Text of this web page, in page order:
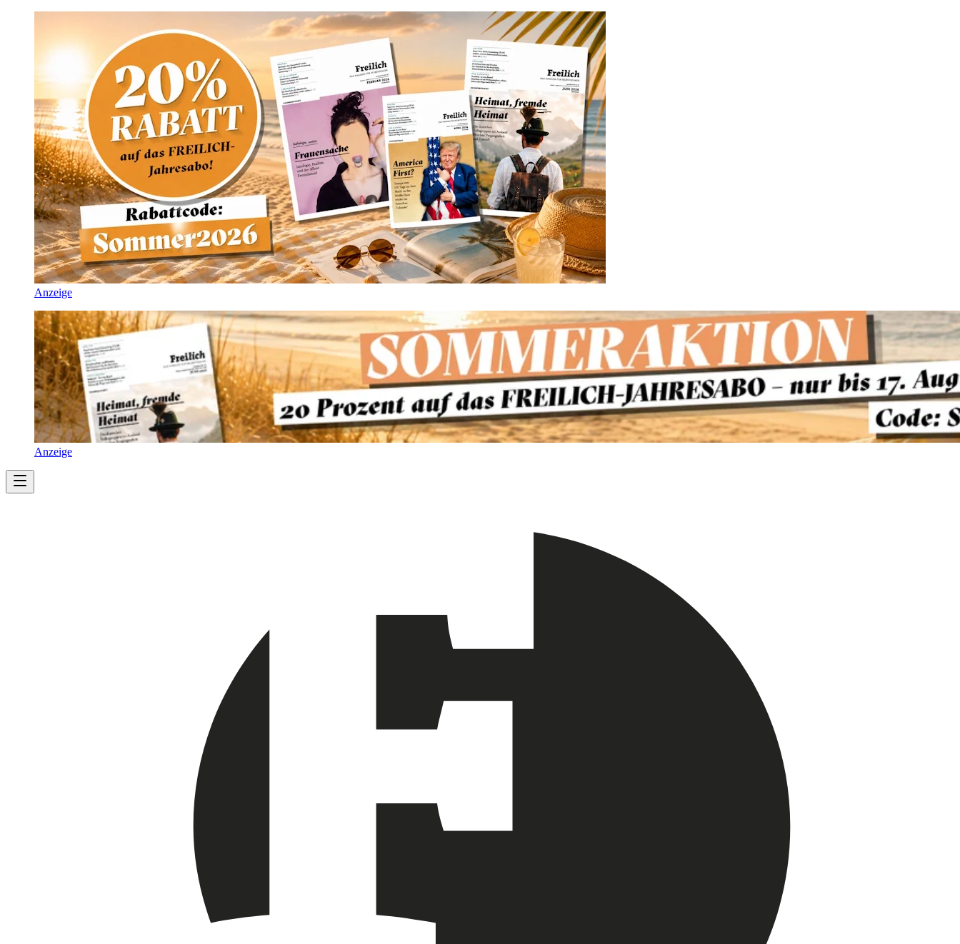
Anzeige
Anzeige